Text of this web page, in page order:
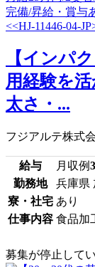
【インパ
用経験を
太さ・...
フジアルテ株式
給与 月収例
勤務地
兵庫県
寮・社宅 あり
仕事内容 食品加
募集が停止して